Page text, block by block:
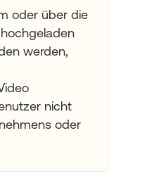
oder über die
werden,
nicht
oder